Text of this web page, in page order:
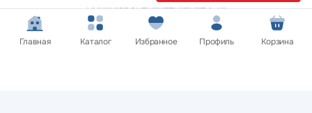
Политика конфиденциальности
© 2012 — 2026 ООО «Эпл Тэк»
Главная Каталог Избранное Профиль Корзина